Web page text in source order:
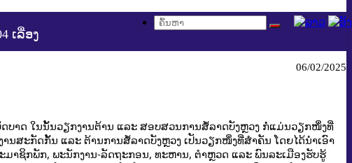
ເລື່ອງ
06/02/2025
ບາດ ໃນນັ້ນວຽກງານຕ້ານ ແລະ ສອບສວນການສໍ້ລາດບັງຫຼວງ ກໍ່ແມ່ນວຽກໜຶ່ງທີ່
ນສະກັດກັ້ນ ແລະ ຕ້ານການສໍ້ລາດບັງຫຼວງ ເປັນວຽກໜຶ່ງທີ່ສໍາຄັນ ໂດຍໄດ້ນໍາເອົາ
າຊິກພັກ, ພະນັກງານ-ລັດຖະກອນ, ທະຫານ, ຕຳຫຼວດ ແລະ ພົນລະເມືອງຮັບຮູ້